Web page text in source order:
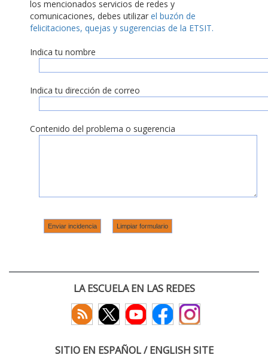
los mencionados servicios de redes y
comunicaciones, debes utilizar el buzón de
felicitaciones, quejas y sugerencias de la ETSIT.
Indica tu nombre
Indica tu dirección de correo
Contenido del problema o sugerencia
LA ESCUELA EN LAS REDES
SITIO EN ESPAÑOL / ENGLISH SITE